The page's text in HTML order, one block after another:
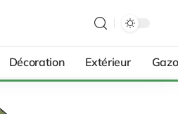
Décoration Extérieur